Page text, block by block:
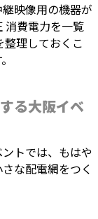
映像用の機器が
消費電力を一覧
理しておくこ
る大阪イベ
トでは、もはや
な配電網をつく